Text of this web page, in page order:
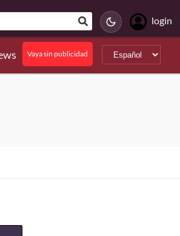
login
Vaya sin publicidad